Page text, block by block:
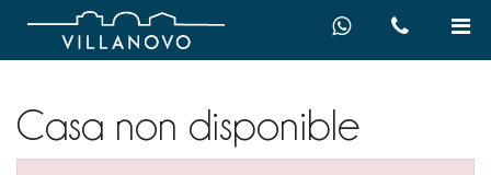
Casa non disponible